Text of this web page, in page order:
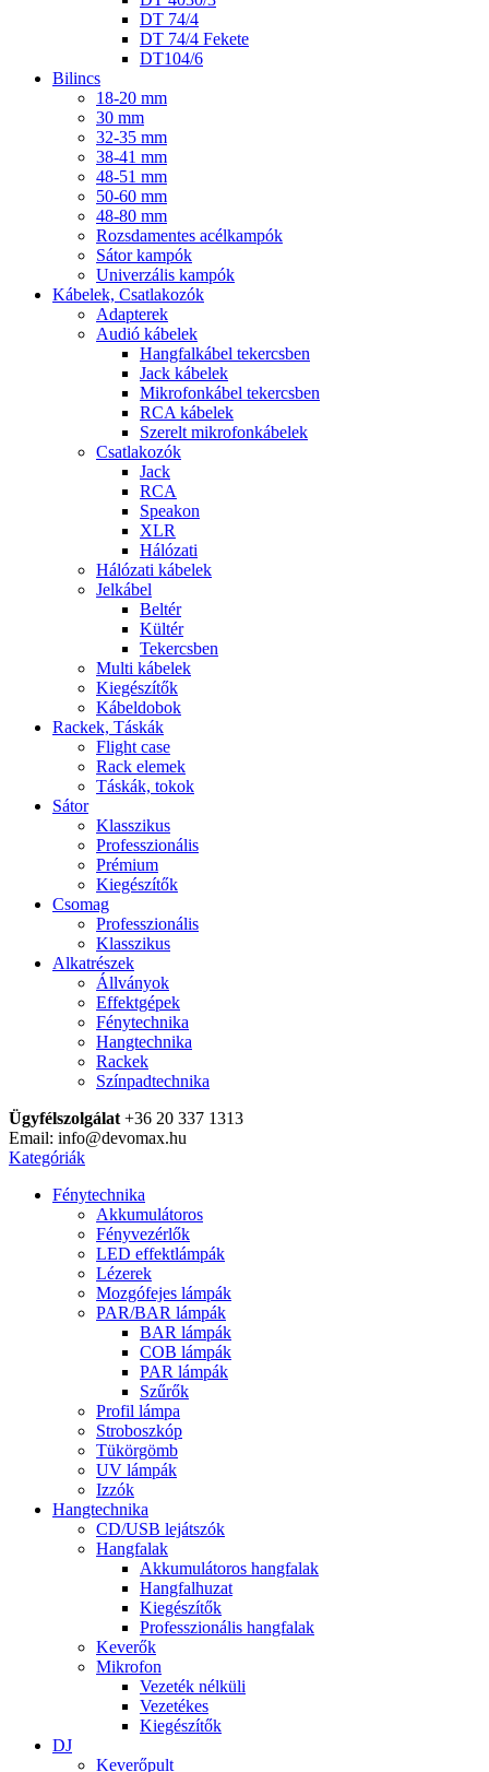
DT 74/4
DT 74/4 Fekete
DT104/6
Bilincs
18-20 mm
30 mm
32-35 mm
38-41 mm
48-51 mm
50-60 mm
48-80 mm
Rozsdamentes acélkampók
Sátor kampók
Univerzális kampók
Kábelek, Csatlakozók
Adapterek
Audió kábelek
Hangfalkábel tekercsben
Jack kábelek
Mikrofonkábel tekercsben
RCA kábelek
Szerelt mikrofonkábelek
Csatlakozók
Jack
RCA
Speakon
XLR
Hálózati
Hálózati kábelek
Jelkábel
Beltér
Kültér
Tekercsben
Multi kábelek
Kiegészítők
Kábeldobok
Rackek, Táskák
Flight case
Rack elemek
Táskák, tokok
Sátor
Klasszikus
Professzionális
Prémium
Kiegészítők
Csomag
Professzionális
Klasszikus
Alkatrészek
Állványok
Effektgépek
Fénytechnika
Hangtechnika
Rackek
Színpadtechnika
Ügyfélszolgálat +36 20 337 1313
Email: info@devomax.hu
Kategóriák
Fénytechnika
Akkumulátoros
Fényvezérlők
LED effektlámpák
Lézerek
Mozgófejes lámpák
PAR/BAR lámpák
BAR lámpák
COB lámpák
PAR lámpák
Szűrők
Profil lámpa
Stroboszkóp
Tükörgömb
UV lámpák
Izzók
Hangtechnika
CD/USB lejátszók
Hangfalak
Akkumulátoros hangfalak
Hangfalhuzat
Kiegészítők
Professzionális hangfalak
Keverők
Mikrofon
Vezeték nélküli
Vezetékes
Kiegészítők
DJ
Keverőpult